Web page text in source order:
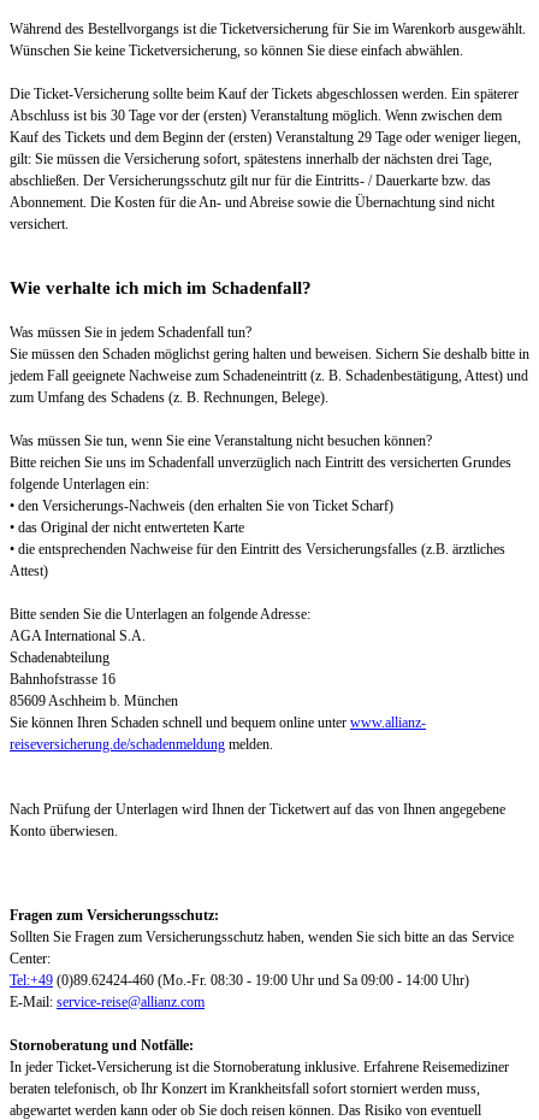
Während des Bestellvorgangs ist die Ticketversicherung für Sie im Warenkorb ausgewählt.
Wünschen Sie keine Ticketversicherung, so können Sie diese einfach abwählen.
Die Ticket-Versicherung sollte beim Kauf der Tickets abgeschlossen werden. Ein späterer
Abschluss ist bis 30 Tage vor der (ersten) Veranstaltung möglich. Wenn zwischen dem
Kauf des Tickets und dem Beginn der (ersten) Veranstaltung 29 Tage oder weniger liegen,
gilt: Sie müssen die Versicherung sofort, spätestens innerhalb der nächsten drei Tage,
abschließen. Der Versicherungsschutz gilt nur für die Eintritts- / Dauerkarte bzw. das
Abonnement. Die Kosten für die An- und Abreise sowie die Übernachtung sind nicht
versichert.
Wie verhalte ich mich im Schadenfall?
Was müssen Sie in jedem Schadenfall tun?
Sie müssen den Schaden möglichst gering halten und beweisen. Sichern Sie deshalb bitte in
jedem Fall geeignete Nachweise zum Schadeneintritt (z. B. Schadenbestätigung, Attest) und
zum Umfang des Schadens (z. B. Rechnungen, Belege).
Was müssen Sie tun, wenn Sie eine Veranstaltung nicht besuchen können?
Bitte reichen Sie uns im Schadenfall unverzüglich nach Eintritt des versicherten Grundes
folgende Unterlagen ein:
• den Versicherungs-Nachweis (den erhalten Sie von Ticket Scharf)
• das Original der nicht entwerteten Karte
• die entsprechenden Nachweise für den Eintritt des Versicherungsfalles (z.B. ärztliches
Attest)
Bitte senden Sie die Unterlagen an folgende Adresse:
AGA International S.A.
Schadenabteilung
Bahnhofstrasse 16
85609 Aschheim b. München
Sie können Ihren Schaden schnell und bequem online unter www.allianz-
reiseversicherung.de/schadenmeldung melden.
Nach Prüfung der Unterlagen wird Ihnen der Ticketwert auf das von Ihnen angegebene
Konto überwiesen.
Fragen zum Versicherungsschutz:
Sollten Sie Fragen zum Versicherungsschutz haben, wenden Sie sich bitte an das Service
Center:
Tel:+49 (0)89.62424-460 (Mo.-Fr. 08:30 - 19:00 Uhr und Sa 09:00 - 14:00 Uhr)
E-Mail: service-reise@allianz.com
Stornoberatung und Notfälle:
In jeder Ticket-Versicherung ist die Stornoberatung inklusive. Erfahrene Reisemediziner
beraten telefonisch, ob Ihr Konzert im Krankheitsfall sofort storniert werden muss,
abgewartet werden kann oder ob Sie doch reisen können. Das Risiko von eventuell